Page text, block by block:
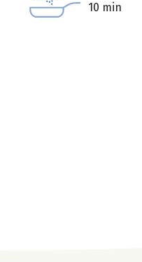
10 min